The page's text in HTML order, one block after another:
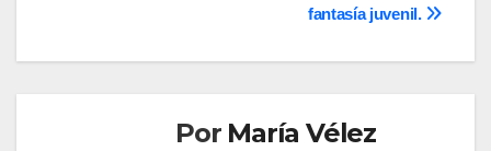
fantasía juvenil.
Por María Vélez